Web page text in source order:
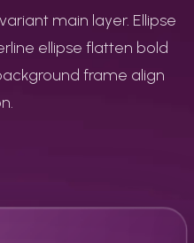
main layer. Ellipse
ellipse flatten bold
frame align